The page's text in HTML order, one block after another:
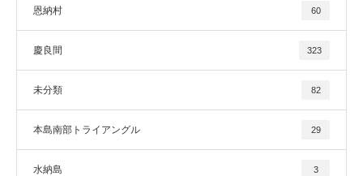
恩納村 60
慶良間 323
未分類 82
本島南部トライアングル 29
水納島 3